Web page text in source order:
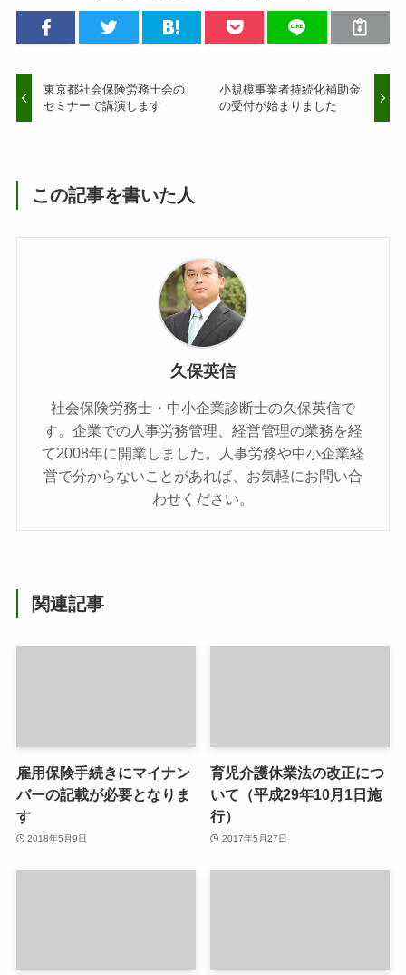
東京都社会保険労務士会の
セミナーで講演します
小規模事業者持続化補助金
の受付が始まりました
この記事を書いた人
久保英信
社会保険労務士・中小企業診断士の久保英信で
す。企業での人事労務管理、経営管理の業務を経
て2008年に開業しました。人事労務や中小企業経
営で分からないことがあれば、お気軽にお問い合
わせください。
関連記事
雇用保険手続きにマイナン
バーの記載が必要となりま
す
2018年5月9日
育児介護休業法の改正につ
いて（平成29年10月1日施
行）
2017年5月27日